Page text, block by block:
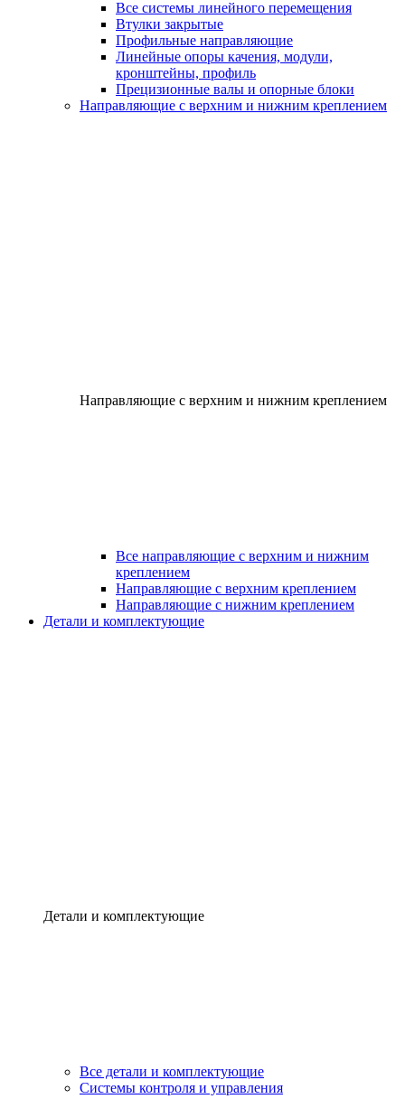
Все системы линейного перемещения
Втулки закрытые
Профильные направляющие
Линейные опоры качения, модули,
кронштейны, профиль
Прецизионные валы и опорные блоки
Направляющие с верхним и нижним креплением
Направляющие с верхним и нижним креплением
Все направляющие с верхним и нижним
креплением
Направляющие с верхним креплением
Направляющие с нижним креплением
Детали и комплектующие
Детали и комплектующие
Все детали и комплектующие
Системы контроля и управления